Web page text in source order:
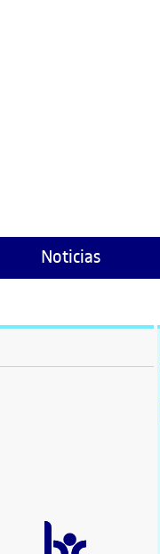
Noticias
en nueva ventana)
nueva ventana)